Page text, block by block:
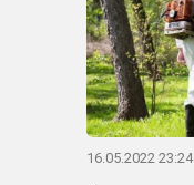
16.05.2022 23:24